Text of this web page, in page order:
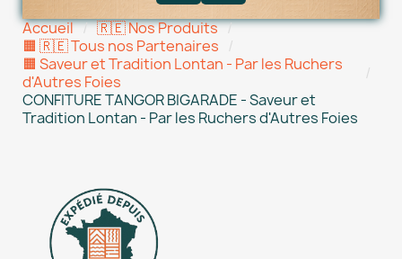
Accueil
🇷🇪 Nos Produits
🟧 🇷🇪 Tous nos Partenaires
🟧 Saveur et Tradition Lontan - Par les Ruchers
d'Autres Foies
CONFITURE TANGOR BIGARADE - Saveur et
Tradition Lontan - Par les Ruchers d'Autres Foies